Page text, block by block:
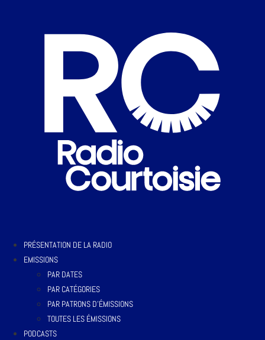
PRÉSENTATION DE LA RADIO
EMISSIONS
PAR DATES
PAR CATÉGORIES
PAR PATRONS D’ÉMISSIONS
TOUTES LES ÉMISSIONS
PODCASTS